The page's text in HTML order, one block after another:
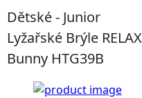
Dětské - Junior
Lyžařské Brýle RELAX
Bunny HTG39B